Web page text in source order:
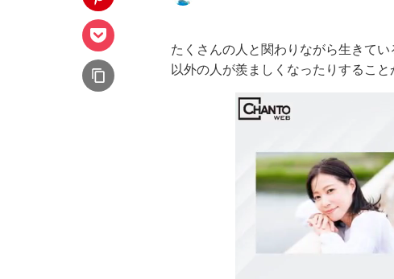
たくさんの人と関わりながら生きて
以外の人が羨ましくなったりすること